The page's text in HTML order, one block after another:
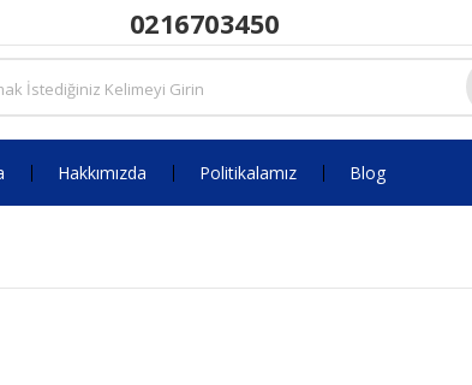
0216703450
Hakkımızda Politikalamız Blog